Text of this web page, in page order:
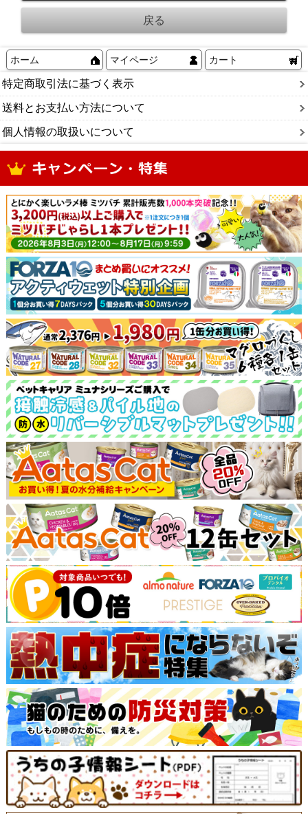
ホーム マイページ カート
特定商取引法に基づく表示
送料とお支払い方法について
個人情報の取扱いについて